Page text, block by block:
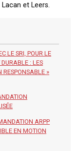
et Leers.
LE SRI, POUR LE
: LES
RESPONSABLE »
ARPP
EN MOTION